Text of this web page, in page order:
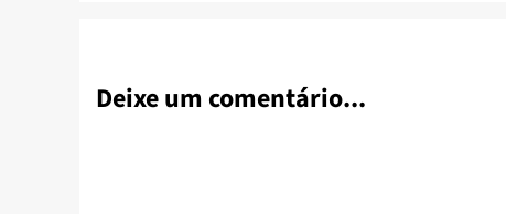
Deixe um comentário...